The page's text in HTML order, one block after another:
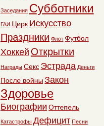
Заседания Субботники
ГАИ Цирк Искусство
Праздники Флот Футбол
Хоккей Открытки
Награды Секс Эстрада Деньги
После войны Закон
Здоровье
Биографии Оттепель
Катастрофы Дефицит Песни